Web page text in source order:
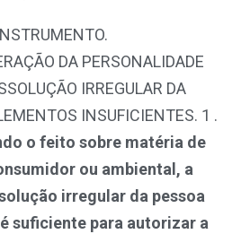
DA PERSONALIDADE
IRREGULAR DA
INSUFICIENTES. 1 .
o feito sobre matéria de
ou ambiental, a
irregular da pessoa
suficiente para autorizar a